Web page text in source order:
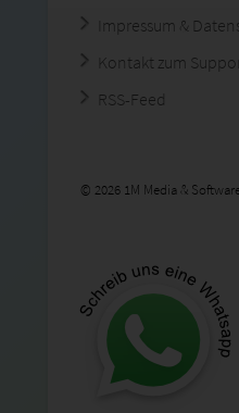
Impressum &
Kontakt zum
RSS-Feed
© 2026 1M Media &